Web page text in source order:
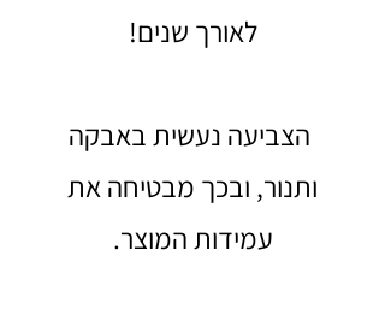
לאורך שנים!
הצביעה נעשית באבקה
ותנור, ובכך מבטיחה את
עמידות המוצר.